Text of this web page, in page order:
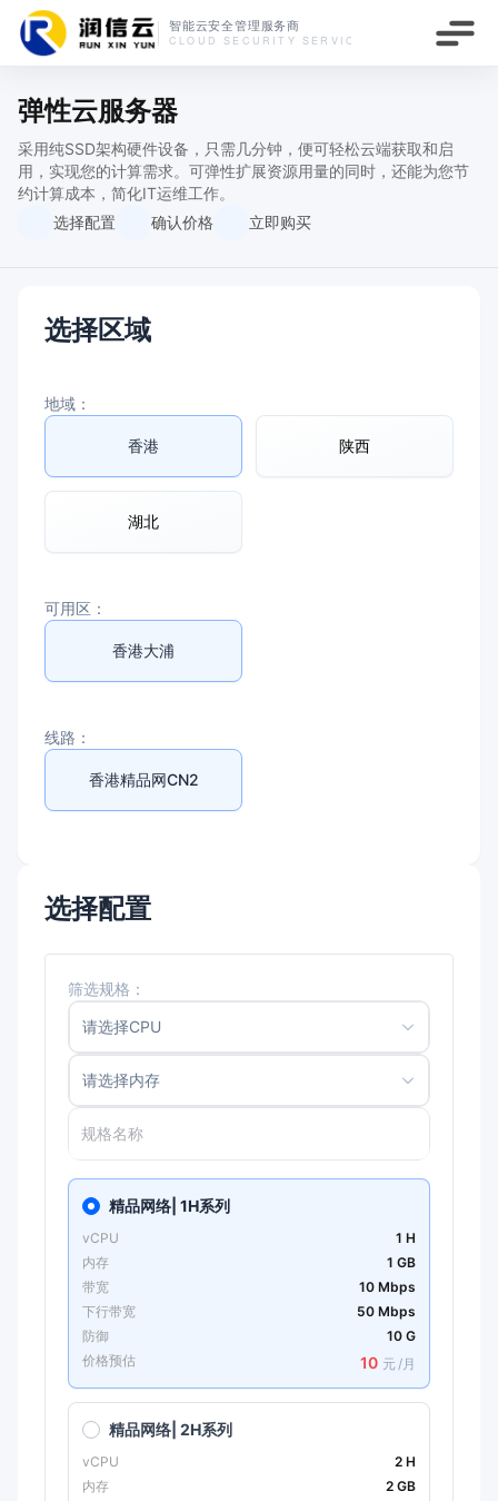
最新活动
官方首页
产品中心
服务保障
生态合作
中文 繁體中文
弹性云服务器
采用纯SSD架构硬件设备，只需几分钟，便可轻松云端获取和启
用，实现您的计算需求。可弹性扩展资源用量的同时，还能为您节
约计算成本，简化IT运维工作。
选择配置
确认价格 立即购买
选择区域
地域：
香港 陕西
湖北
可用区：
香港大浦
线路：
香港精品网CN2
选择配置
筛选规格：
请选择CPU
请选择内存
精品网络| 1H系列
vCPU
1 H
内存
1 GB
带宽
10 Mbps
下行带宽
50 Mbps
防御
10 G
价格预估
10 元 /月
精品网络| 2H系列
vCPU
2 H
内存
2 GB